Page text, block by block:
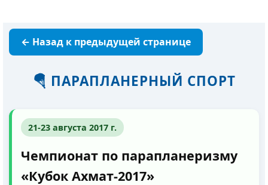
← Назад к предыдущей странице
🪂 ПАРАПЛАНЕРНЫЙ СПОРТ
21-23 августа 2017 г.
Чемпионат по парапланеризму
«Кубок Ахмат-2017»